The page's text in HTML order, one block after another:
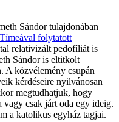
Sándor tulajdonában
folytatott
relativizált pedofíliát is
Sándor is eltitkolt
A közvélemény csupán
kérdéseire nyilvánosan
megtudhatjuk, hogy
vagy csak járt oda egy ideig.
a katolikus egyház tagjai.